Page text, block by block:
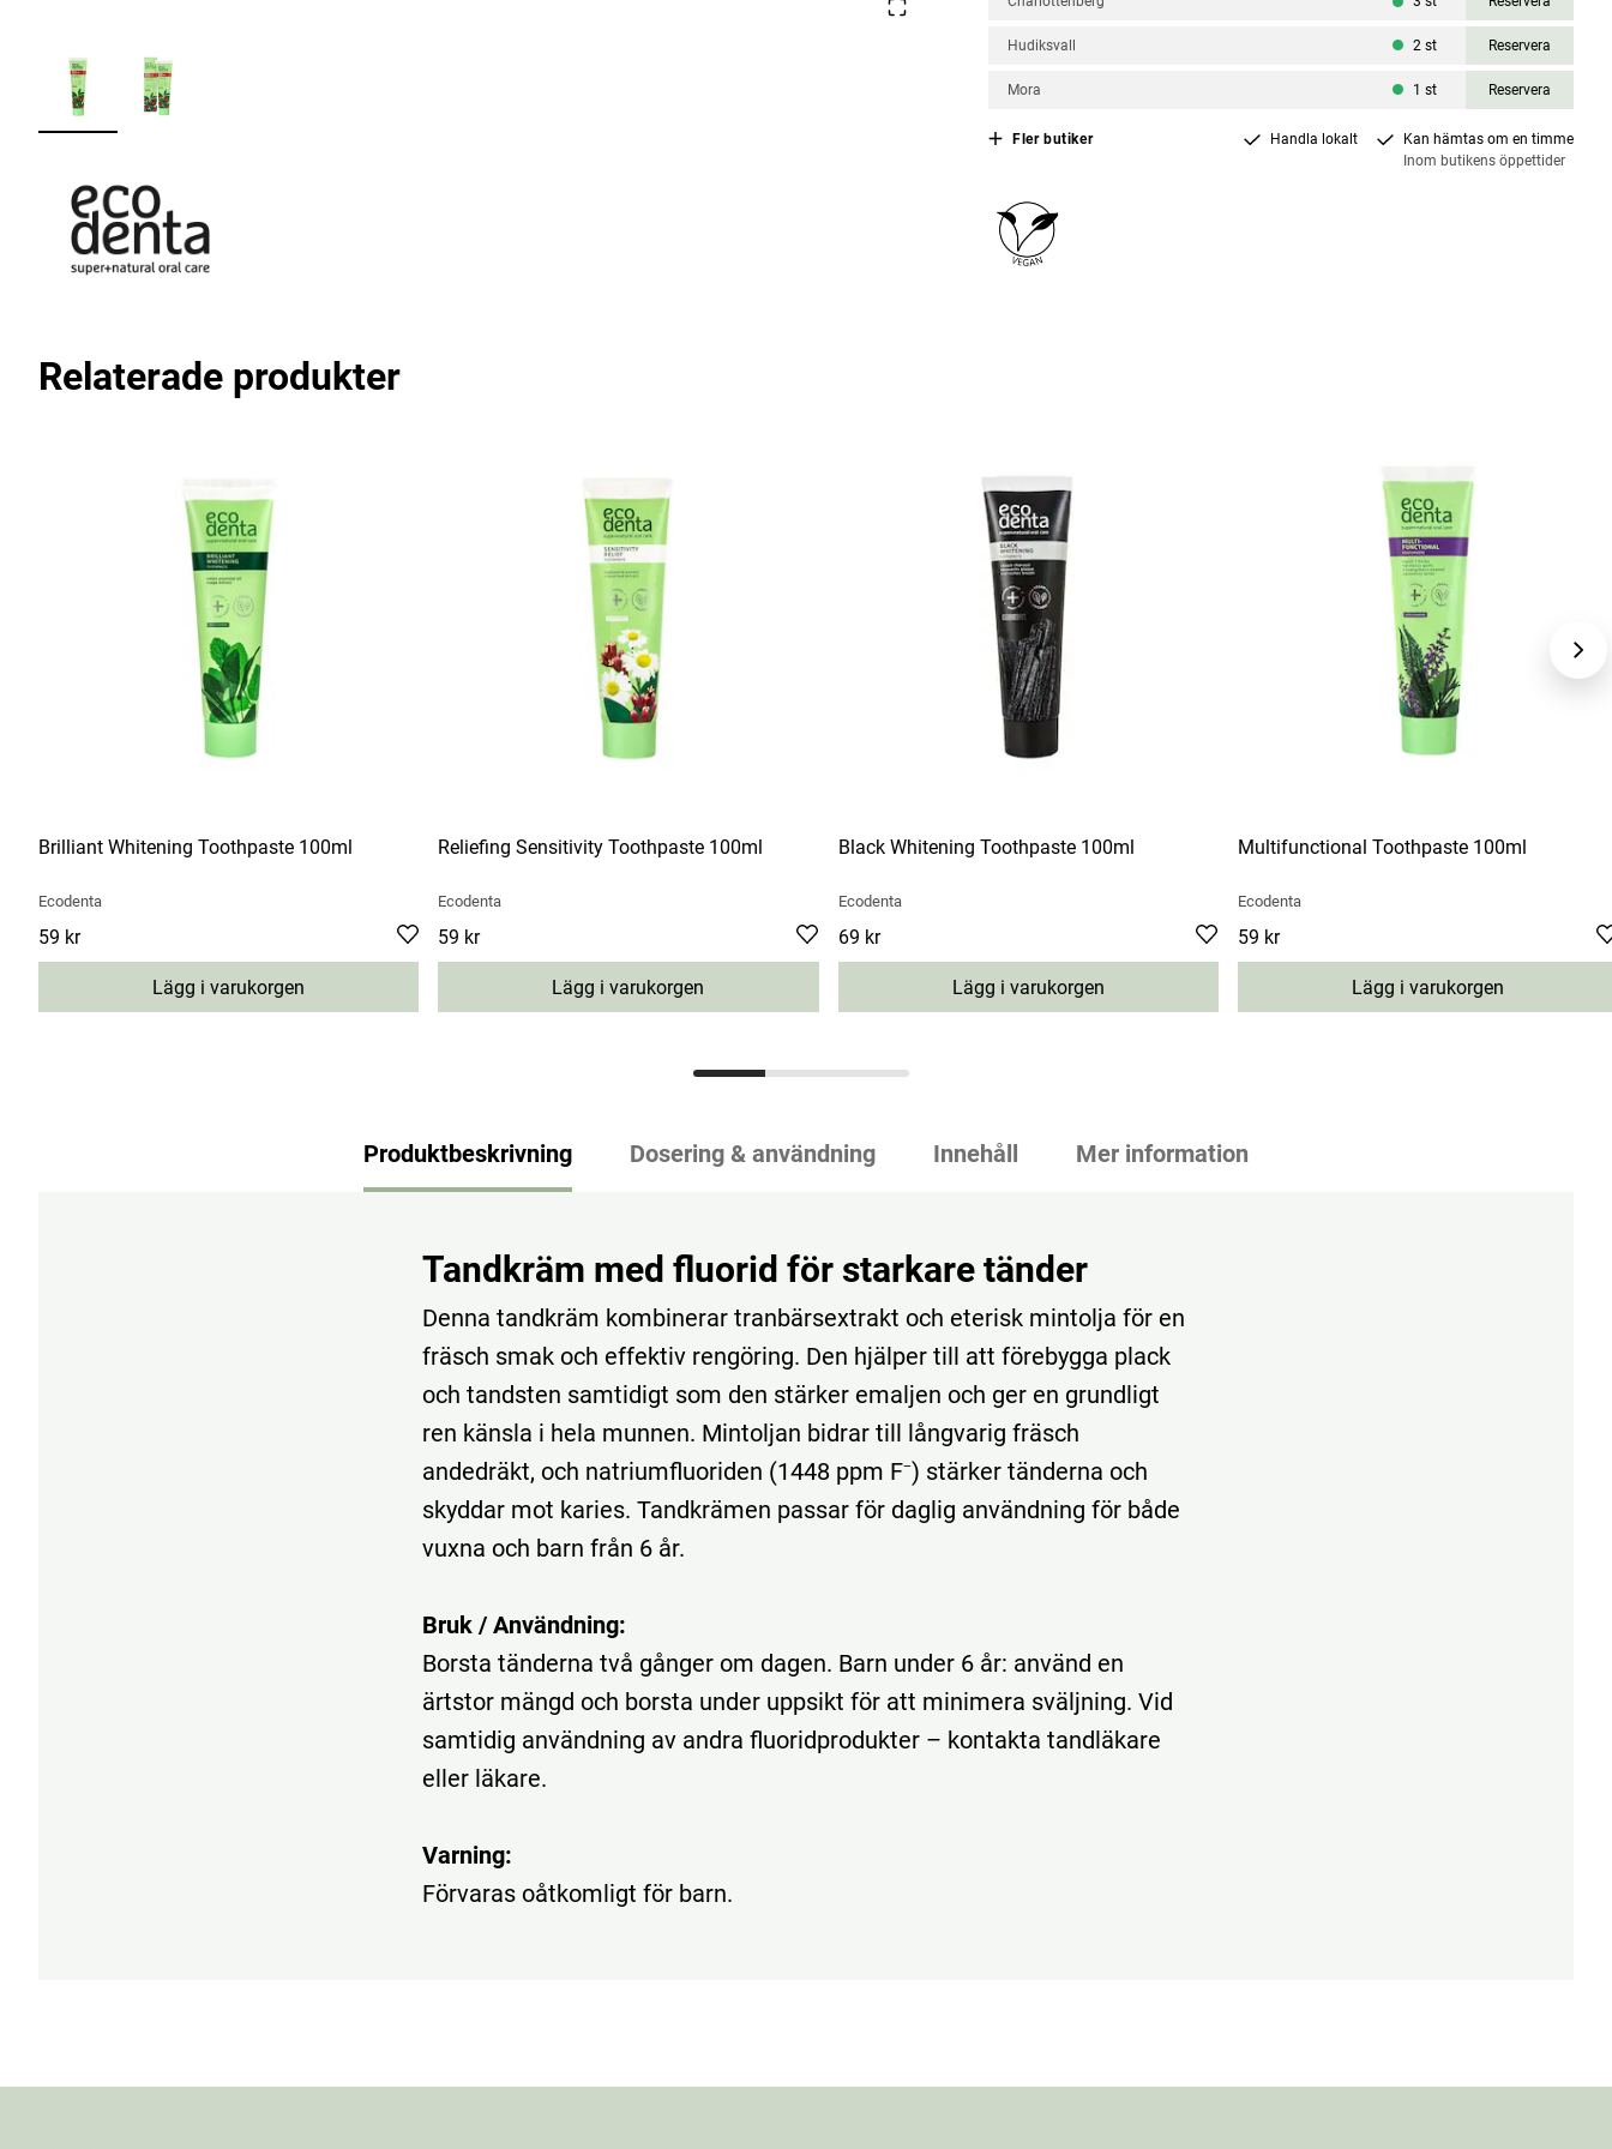
Hudiksvall 2 st Reservera
Mora 1 st Reservera
Fler butiker Handla lokalt
Kan hämtas om en timme
Inom butikens öppettider
Relaterade produkter
Brilliant Whitening Toothpaste 100ml
Ecodenta
Pris:59 kr
59 kr
Lägg i varukorgen
Reliefing Sensitivity Toothpaste 100ml
Ecodenta
Pris:59 kr
59 kr
Lägg i varukorgen
Black Whitening Toothpaste 100ml
Ecodenta
Pris:69 kr
69 kr
Lägg i varukorgen
Multifunctional Toothpaste 100ml
Ecodenta
Pris:59 kr
59 kr
Lägg i varukorgen
Produktbeskrivning Dosering & användning Innehåll Mer information
Tandkräm med fluorid för starkare tänder
Denna tandkräm kombinerar tranbärsextrakt och eterisk mintolja för en
fräsch smak och effektiv rengöring. Den hjälper till att förebygga plack
och tandsten samtidigt som den stärker emaljen och ger en grundligt
ren känsla i hela munnen. Mintoljan bidrar till långvarig fräsch
andedräkt, och natriumfluoriden (1448 ppm F⁻) stärker tänderna och
skyddar mot karies. Tandkrämen passar för daglig användning för både
vuxna och barn från 6 år.
Bruk / Användning:
Borsta tänderna två gånger om dagen. Barn under 6 år: använd en
ärtstor mängd och borsta under uppsikt för att minimera sväljning. Vid
samtidig användning av andra fluoridprodukter – kontakta tandläkare
eller läkare.
Varning:
Förvaras oåtkomligt för barn.